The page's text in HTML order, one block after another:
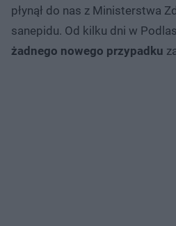
płynął do nas z Ministerstwa
sanepidu. Od kilku dni w
żadnego nowego przypadku